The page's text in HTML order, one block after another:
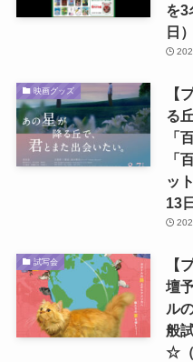
を3
日）
映画グッズ
【
る
「
「
ッ
13
試写会
【
壇
ル
般
☆（